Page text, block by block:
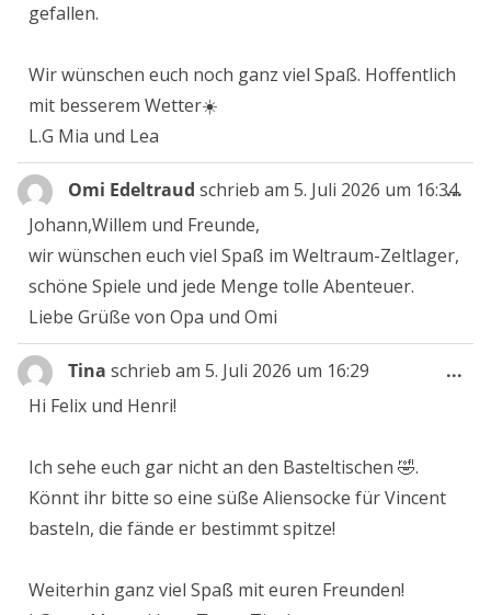
gefallen.
Wir wünschen euch noch ganz viel Spaß. Hoffentlich
mit besserem Wetter☀️
L.G Mia und Lea
Omi Edeltraud schrieb am 5. Juli 2026 um 16:34
Johann,Willem und Freunde,
wir wünschen euch viel Spaß im Weltraum-Zeltlager,
schöne Spiele und jede Menge tolle Abenteuer.
Liebe Grüße von Opa und Omi
...
Tina schrieb am 5. Juli 2026 um 16:29
Hi Felix und Henri!
Ich sehe euch gar nicht an den Basteltischen 🤣.
Könnt ihr bitte so eine süße Aliensocke für Vincent
basteln, die fände er bestimmt spitze!
Weiterhin ganz viel Spaß mit euren Freunden!
...